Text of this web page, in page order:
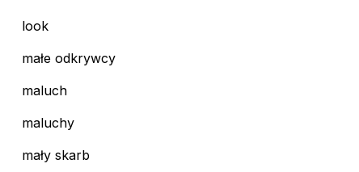
look
małe odkrywcy
maluch
maluchy
mały skarb